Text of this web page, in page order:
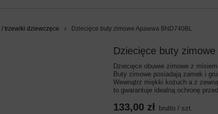
trzewiki dziewczęce Dziecięce buty zimowe Apawwa BND740BL
Dziecięce buty
Dziecięce obuwie zimowe z
Buty zimowe posiadają zamek i
Wewnątrz miękki kożuch a z
to gwarantuje idealną ochronę
133,00 zł brutto /szt.